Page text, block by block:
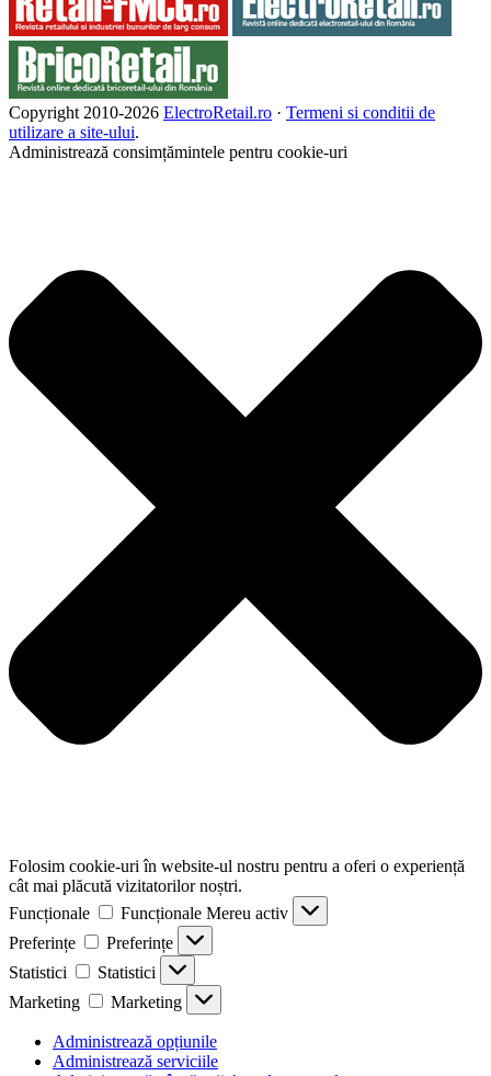
Copyright 2010-2026 ElectroRetail.ro · Termeni si conditii de
utilizare a site-ului.
Administrează consimțămintele pentru cookie-uri
Folosim cookie-uri în website-ul nostru pentru a oferi o experiență
cât mai plăcută vizitatorilor noștri.
Funcționale
Funcționale Mereu activ
Preferințe
Preferințe
Statistici
Statistici
Marketing
Marketing
Administrează opțiunile
Administrează serviciile